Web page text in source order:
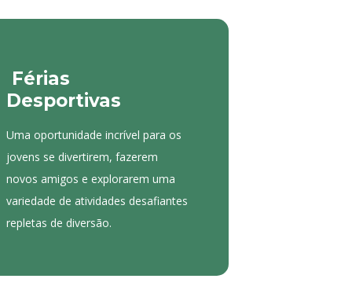
Férias
Desportivas
Uma oportunidade incrível para os
jovens se divertirem, fazerem
novos amigos e explorarem uma
variedade de atividades desafiantes
repletas de diversão.